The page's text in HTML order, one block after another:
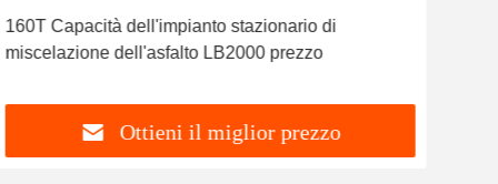
160T Capacità dell'impianto stazionario di
miscelazione dell'asfalto LB2000 prezzo
Ottieni il miglior prezzo